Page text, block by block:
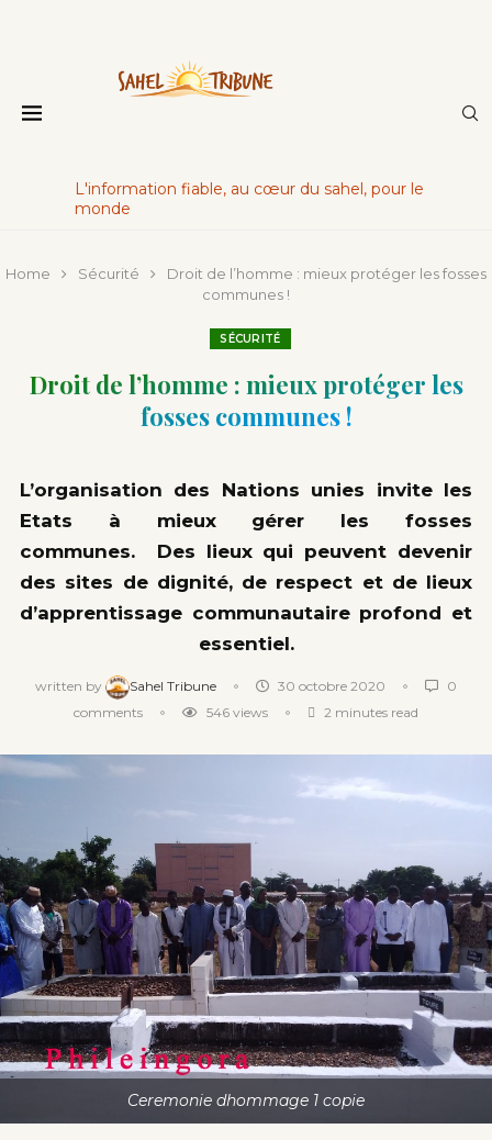
L'information fiable, au cœur du sahel, pour le
monde
Home Sécurité
Droit de l’homme : mieux protéger les fosses
communes !
SÉCURITÉ
Droit de l’homme : mieux protéger les
fosses communes !
L’organisation des Nations unies invite les
Etats à mieux gérer les fosses
communes. Des lieux qui peuvent devenir
des sites de dignité, de respect et de lieux
d’apprentissage communautaire profond et
essentiel.
written by Sahel Tribune 30 octobre 2020
0
comments
546 views 2 minutes read
Ceremonie dhommage 1 copie